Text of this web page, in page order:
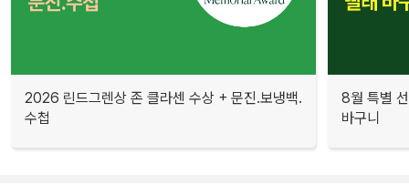
2026 린드그렌상 존 클라센 수상 + 문진.보냉백.
수첩
8월 특별
바구니